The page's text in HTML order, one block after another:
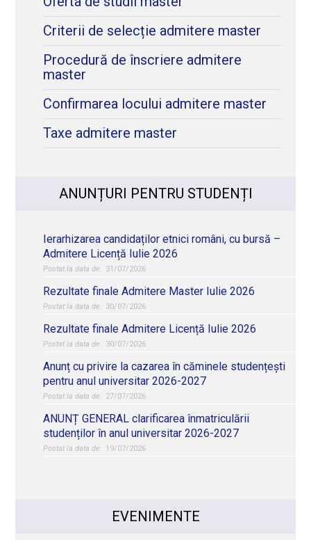
Criterii de selecție admitere master
Procedură de înscriere admitere
master
Confirmarea locului admitere master
Taxe admitere master
ANUNȚURI PENTRU STUDENȚI
Ierarhizarea candidaților etnici români, cu bursă –
Admitere Licență Iulie 2026
31/07/2026
Rezultate finale Admitere Master Iulie 2026
30/07/2026
Rezultate finale Admitere Licență Iulie 2026
30/07/2026
Anunț cu privire la cazarea în căminele studențești
pentru anul universitar 2026-2027
27/07/2026
ANUNȚ GENERAL clarificarea înmatriculării
studenților în anul universitar 2026-2027
19/07/2026
EVENIMENTE